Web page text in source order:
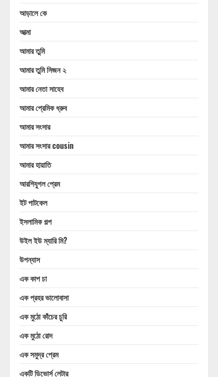
আড়ালে কে
আত্মা
আমার তুমি
আমার তুমি সিজন ২
আমার নেতা সাহেব
আমার প্রেমিক ধ্রুব
আমার সংসার
আমার সংসার cousin
আমার হায়াতি
আরশিযুগল প্রেম
ইট পাটকেল
ইসলামিক গল্প
উইল ইউ ম্যারি মি?
উপন্যাস
এক কাপ চা
এক প্রহর ভালোবাসা
এক মুঠো কাঁচের চুরি
এক মুঠো রোদ
এক সমুদ্র প্রেম
একটি ডিভোর্স লেটার